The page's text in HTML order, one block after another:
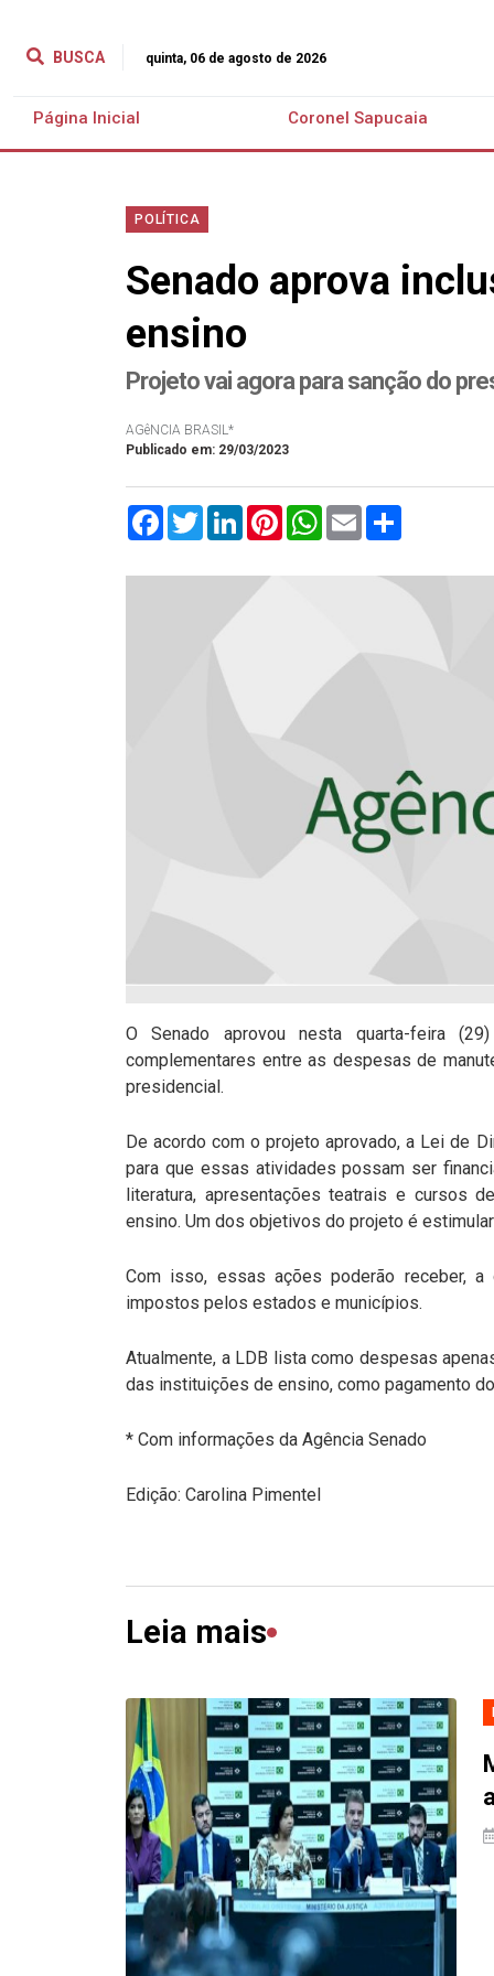
BUSCA quinta, 06 de agosto de 2026
Página Inicial Coronel Sapucaia
POLÍTICA
Senado aprova
ensino
Projeto vai agora para sanção do
AGêNCIA BRASIL*
Publicado em: 29/03/2023
FacebookTwitterLinkedInPinterestWhatsApp
Email
O Senado aprovou nesta quarta-feira
complementares entre as despesas de
presidencial.
De acordo com o projeto aprovado, a Lei de
para que essas atividades possam ser
literatura, apresentações teatrais e cursos
ensino. Um dos objetivos do projeto é
Com isso, essas ações poderão receber, a
impostos pelos estados e municípios.
Atualmente, a LDB lista como despesas
das instituições de ensino, como pagamento
* Com informações da Agência Senado
Edição: Carolina Pimentel
Leia mais